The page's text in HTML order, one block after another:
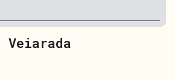
Veiarada